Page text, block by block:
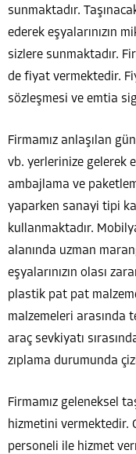
sunmaktadır.
ederek eşyalarınızın
sizlere sunmaktadır.
de fiyat vermektedir.
sözleşmesi ve emtia
Firmamız anlaşılan
vb. yerlerinize gelerek
ambajlama ve
yaparken sanayi tipi
kullanmaktadır.
alanında uzman
eşyalarınızın olası
plastik pat pat
malzemeleri arasında
araç sevkiyatı
zıplama durumunda
Firmamız geleneksel
hizmetini vermektedir.
personeli ile hizmet